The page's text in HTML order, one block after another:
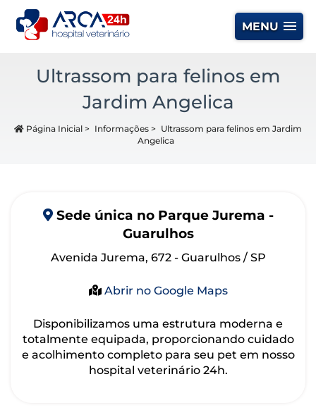
MENU
Ultrassom para felinos em
Jardim Angelica
Página Inicial > Informações > Ultrassom para felinos em Jardim
Angelica
Sede única no Parque Jurema -
Guarulhos
Avenida Jurema, 672 - Guarulhos / SP
Abrir no Google Maps
Disponibilizamos uma estrutura moderna e
totalmente equipada, proporcionando cuidado
e acolhimento completo para seu pet em nosso
hospital veterinário 24h.